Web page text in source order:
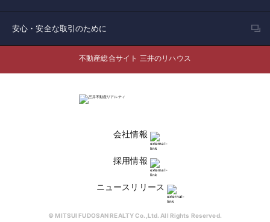
安心・安全な取引のために
不動産総合サイト 三井のリハウス
会社情報
採用情報
ニュースリリース
© MITSUI FUDOSAN REALTY Co.,Ltd. All Rights Reserved.